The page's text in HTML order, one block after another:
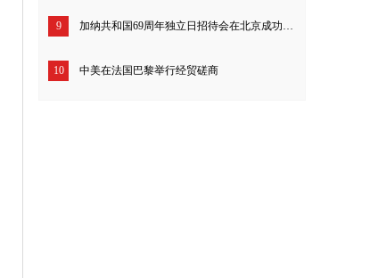
9 加纳共和国69周年独立日招待会在北京成功举行
10 中美在法国巴黎举行经贸磋商